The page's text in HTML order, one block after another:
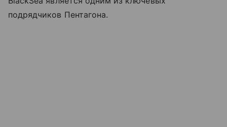
подрядчиков Пентагона.